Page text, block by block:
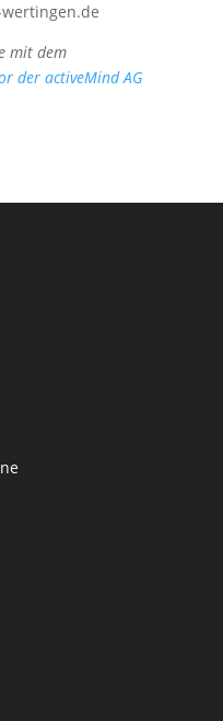
mit dem
der activeMind AG